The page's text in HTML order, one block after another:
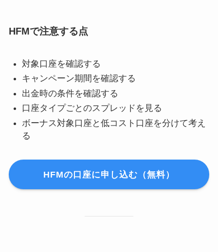
HFMで注意する点
対象口座を確認する
キャンペーン期間を確認する
出金時の条件を確認する
口座タイプごとのスプレッドを見る
ボーナス対象口座と低コスト口座を分けて考え
る
HFMの口座に申し込む（無料）